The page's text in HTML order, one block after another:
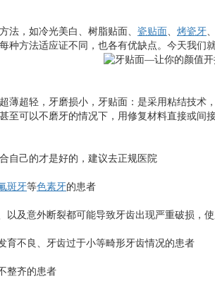
法，如冷光美白、树脂贴面、 瓷贴面、 烤瓷牙
种方法适应证不同，也各有优缺点。今天我们
薄超轻，牙磨损小，牙贴面：是采用粘结技术
至可以不磨牙的情况下，用修复材料直接或间
自己的才是好的，建议去正规医院
斑牙等色素牙的患者
以及意外断裂都可能导致牙齿出现严重破损，
育不良、牙齿过于小等畸形牙齿情况的患者
整齐的患者